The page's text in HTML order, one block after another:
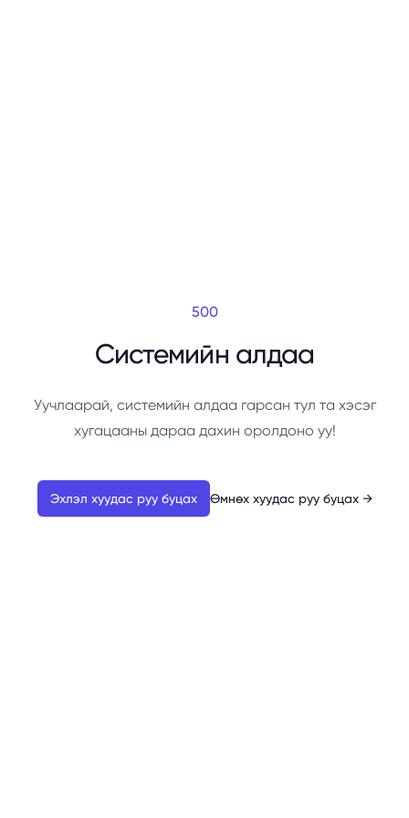
500
Системийн алдаа
Уучлаарай, системийн алдаа гарсан тул та хэсэг
хугацааны дараа дахин оролдоно уу!
Эхлэл хуудас руу буцах Өмнөх хуудас руу буцах →